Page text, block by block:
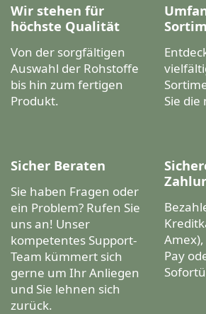
Sie
Pay
Wir stehen für
höchste Qualität
Von der sorgfältigen
Auswahl der Rohstoffe
bis hin zum fertigen
Produkt.
Sicher Beraten
Sie haben Fragen oder
ein Problem? Rufen Sie
uns an! Unser
kompetentes Support-
Team kümmert sich
gerne um Ihr Anliegen
und Sie lehnen sich
zurück.